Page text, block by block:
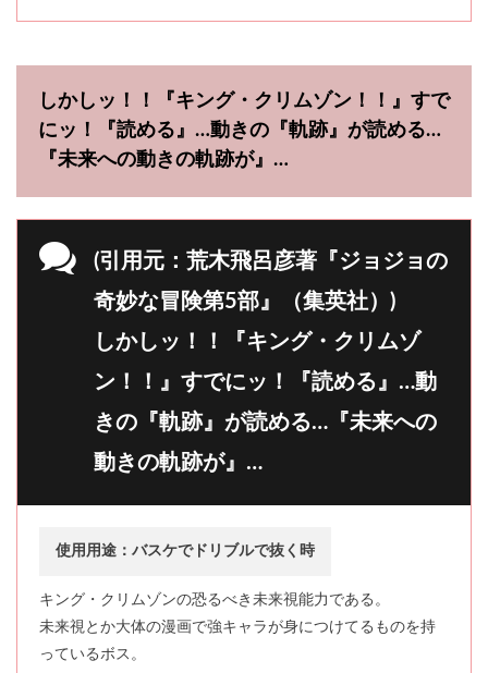
しかしッ！！『キング・クリムゾン！！』すで
にッ！『読める』…動きの『軌跡』が読める…
『未来への動きの軌跡が』…
(引用元：荒木飛呂彦著『ジョジョの
奇妙な冒険第5部』（集英社）)
しかしッ！！『キング・クリムゾ
ン！！』すでにッ！『読める』…動
きの『軌跡』が読める…『未来への
動きの軌跡が』…
使用用途：バスケでドリブルで抜く時
キング・クリムゾンの恐るべき未来視能力である。
未来視とか大体の漫画で強キャラが身につけてるものを持
っているボス。